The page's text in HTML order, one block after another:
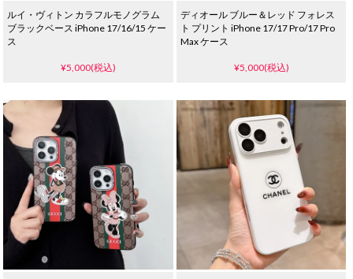
ルイ・ヴィトン カラフルモノグラム
ブラックベース iPhone 17/16/15 ケー
ス
¥5,000(税込)
ディオール ブルー＆レッド フォレス
ト プリント iPhone 17/17 Pro/17 Pro
Max ケース
¥5,000(税込)